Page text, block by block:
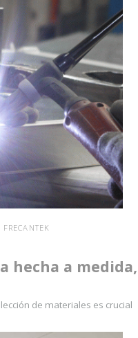
FRECANTEK
hecha a medida,
de materiales es crucial